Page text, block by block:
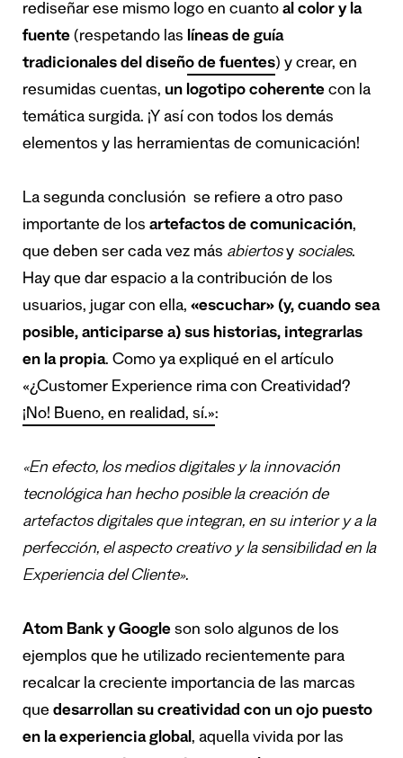
rediseñar ese mismo logo en cuanto al color y la
fuente (respetando las líneas de guía
tradicionales del diseño de fuentes) y crear, en
resumidas cuentas, un logotipo coherente con la
temática surgida. ¡Y así con todos los demás
elementos y las herramientas de comunicación!
La segunda conclusión se refiere a otro paso
importante de los artefactos de comunicación,
que deben ser cada vez más abiertosy sociales.
Hay que dar espacio a la contribución de los
usuarios, jugar con ella, «escuchar» (y, cuando sea
posible, anticiparse a) sus historias, integrarlas
en la propia. Como ya expliqué en el artículo
«¿Customer Experience rima con Creatividad?
¡No! Bueno, en realidad, sí.»:
«En efecto, los medios digitales y la innovación
tecnológica han hecho posible la creación de
artefactos digitales que integran, en su interior y a la
perfección, el aspecto creativo y la sensibilidad en la
Experiencia del Cliente».
Atom Bank y Google son solo algunos de los
ejemplos que he utilizado recientemente para
recalcar la creciente importancia de las marcas
que desarrollan su creatividad con un ojo puesto
en la experiencia global, aquella vivida por las